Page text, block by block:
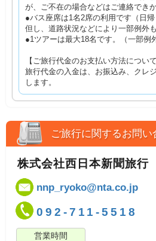
が、ご不在の場合などはご連絡でき
●バス座席は1名2席の利用です（日帰
但し、道路状況などにより一部例外も
●1ツアーは最大18名です。（一部例
【ご旅行代金のお支払い方法について
旅行代金の入金は、お振込み、クレ
します。
ご旅行に関するお問い
株式会社西日本新聞旅行
092-711-5518
営業時間
nnp_ryoko@nta.co.jp